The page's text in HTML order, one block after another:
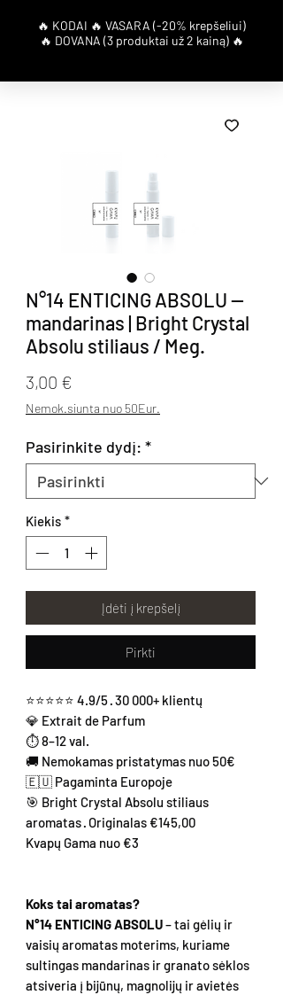
N°14 ENTICING ABSOLU —
mandarinas | Bright Crystal
Absolu stiliaus / Meg.
3,00 €
Nemok.siunta nuo 50Eur.
Pasirinkite dydį: *
Kiekis *
Įdėti į krepšelį
Pirkti
⭐⭐⭐⭐⭐ 4.9/5 · 30 000+ klientų
💎 Extrait de Parfum
⏱ 8–12 val.
🚚 Nemokamas pristatymas nuo 50€
🇪🇺 Pagaminta Europoje
🎯 Bright Crystal Absolu stiliaus
aromatas · Originalas €145,00
Kvapų Gama nuo €3
Koks tai aromatas?
N°14 ENTICING ABSOLU– tai gėlių ir
vaisių aromatas moterims, kuriame
sultingas mandarinas ir granato sėklos
atsiveria į bijūnų, magnolijų ir avietės